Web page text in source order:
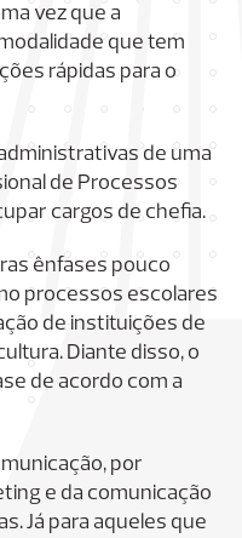
vez que a
que tem
rápidas para o
de uma
de Processos
cargos de chefia.
ênfases pouco
processos escolares
de instituições de
Diante disso, o
de acordo com a
por
e da comunicação
Já para aqueles que